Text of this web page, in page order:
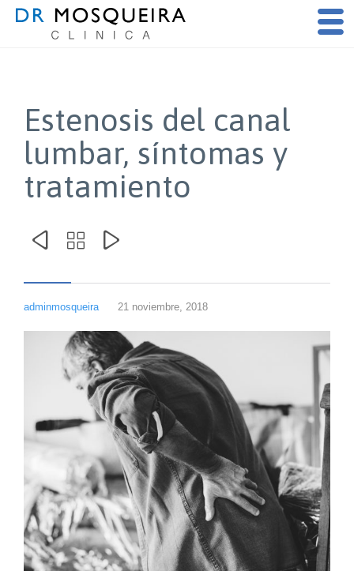
Estenosis del canal
lumbar, síntomas y
tratamiento
  
adminmosqueira 21 noviembre, 2018